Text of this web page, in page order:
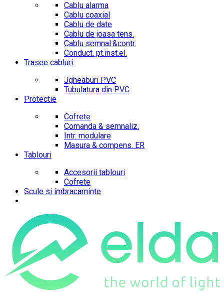
Cablu alarma
Cablu coaxial
Cablu de date
Cablu de joasa tens.
Cablu semnal.&contr.
Conduct. pt.inst.el.
Trasee cabluri
Jgheaburi PVC
Tubulatura din PVC
Protectie
Cofrete
Comanda & semnaliz.
Intr. modulare
Masura & compens. ER
Tablouri
Accesorii tablouri
Cofrete
Scule si imbracaminte